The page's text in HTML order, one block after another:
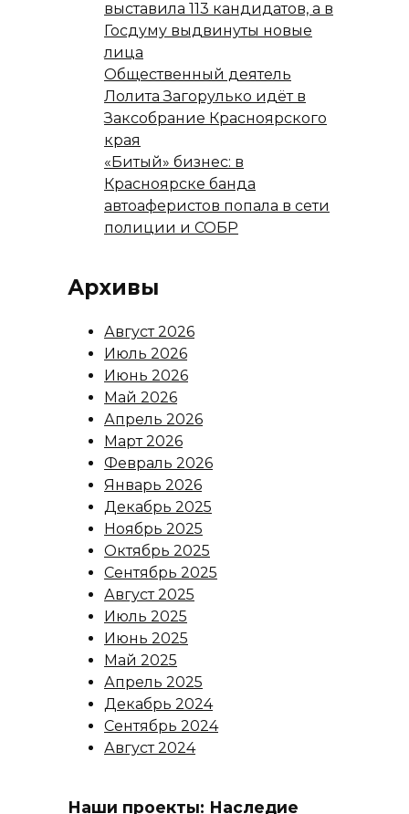
выставила 113 кандидатов, а в
Госдуму выдвинуты новые
лица
Общественный деятель
Лолита Загорулько идёт в
Заксобрание Красноярского
края
«Битый» бизнес: в
Красноярске банда
автоаферистов попала в сети
полиции и СОБР
Архивы
Август 2026
Июль 2026
Июнь 2026
Май 2026
Апрель 2026
Март 2026
Февраль 2026
Январь 2026
Декабрь 2025
Ноябрь 2025
Октябрь 2025
Сентябрь 2025
Август 2025
Июль 2025
Июнь 2025
Май 2025
Апрель 2025
Декабрь 2024
Сентябрь 2024
Август 2024
Наши проекты: Наследие